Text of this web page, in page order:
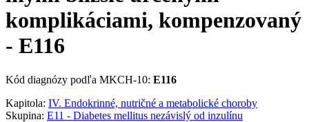
komplikáciami, kompenzovaný
- E116
Kód diagnózy podľa MKCH-10: E116
Kapitola: IV. Endokrinné, nutričné a metabolické choroby
Skupina: E11 - Diabetes mellitus nezávislý od inzulínu